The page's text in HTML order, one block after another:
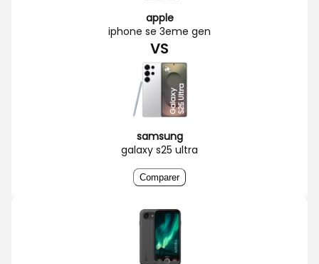
apple
iphone se 3eme gen
VS
samsung
galaxy s25 ultra
Comparer